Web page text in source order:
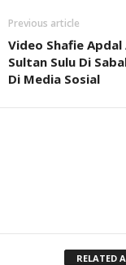
Previous article
Video Shafie Apdal
Sultan Sulu Di
Di Media Sosial
RELATED